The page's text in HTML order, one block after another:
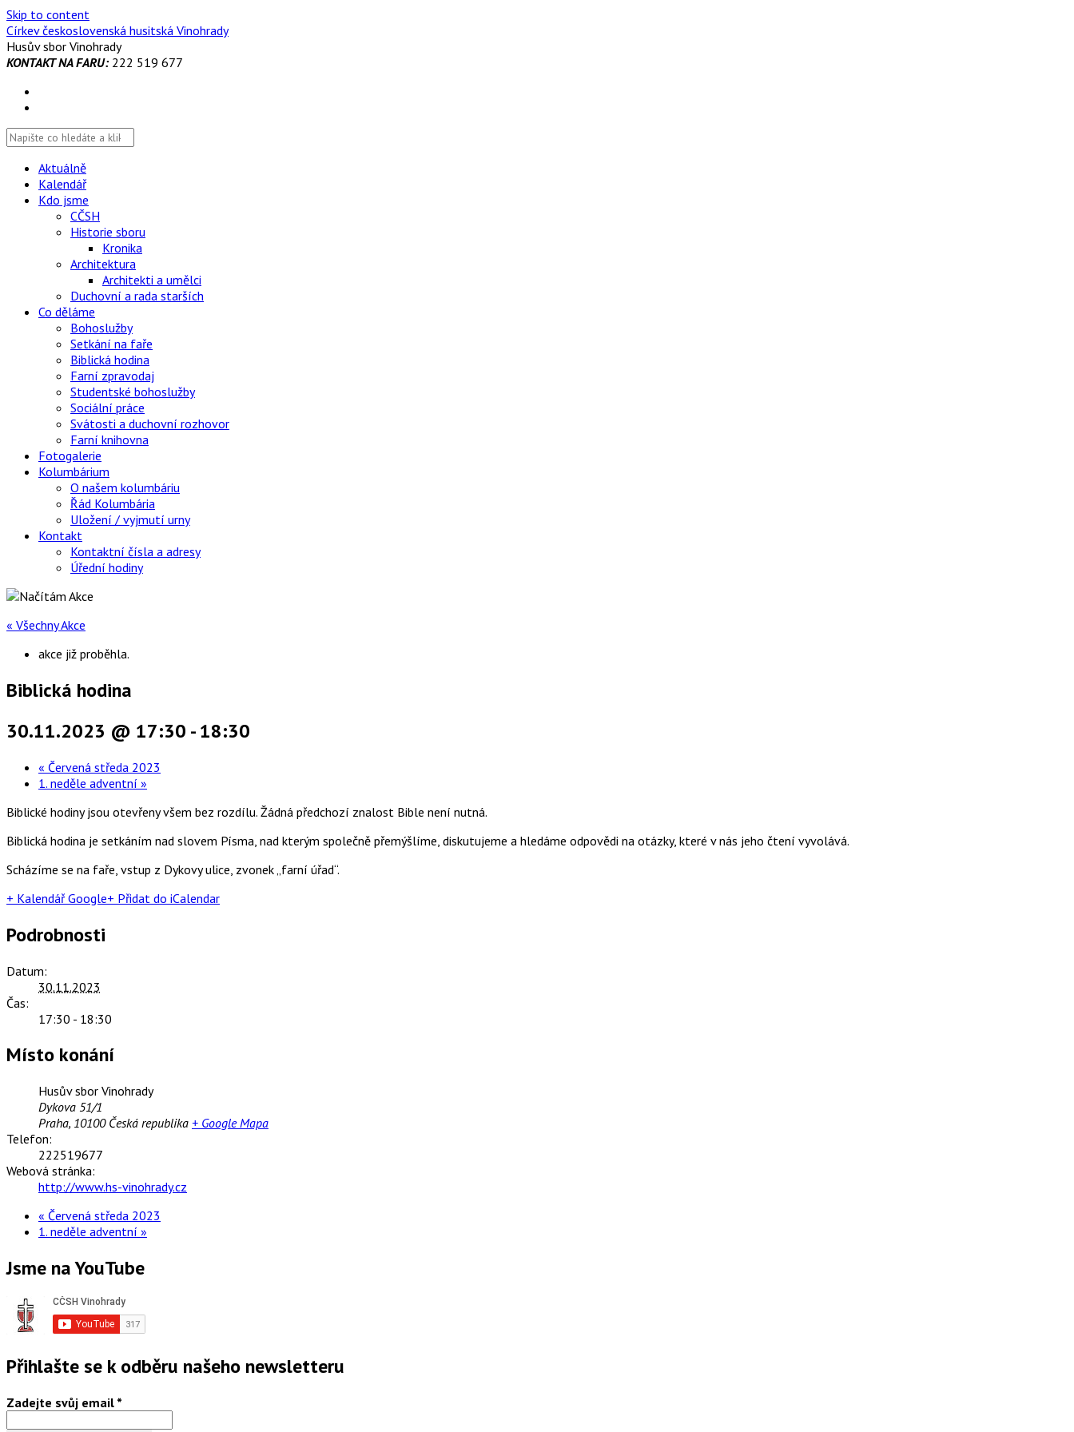
Skip to content
Církev československá husitská Vinohrady
Husův sbor Vinohrady
KONTAKT NA FARU:222 519 677
Aktuálně
Kalendář
Kdo jsme
CČSH
Historie sboru
Kronika
Architektura
Architekti a umělci
Duchovní a rada starších
Co děláme
Bohoslužby
Setkání na faře
Biblická hodina
Farní zpravodaj
Studentské bohoslužby
Sociální práce
Svátosti a duchovní rozhovor
Farní knihovna
Fotogalerie
Kolumbárium
O našem kolumbáriu
Řád Kolumbária
Uložení / vyjmutí urny
Kontakt
Kontaktní čísla a adresy
Úřední hodiny
« Všechny Akce
akce již proběhla.
Biblická hodina
30.11.2023 @ 17:30 -18:30
« Červená středa 2023
1. neděle adventní »
Biblické hodiny jsou otevřeny všem bez rozdílu. Žádná předchozí znalost Bible není nutná.
Biblická hodina je setkáním nad slovem Písma, nad kterým společně přemýšlíme, diskutujeme a hledáme odpovědi na otázky, které v nás jeho čtení vyvolává.
Scházíme se na faře, vstup z Dykovy ulice, zvonek „farní úřad“.
+ Kalendář Google+ Přidat do iCalendar
Podrobnosti
Datum:
30.11.2023
Čas:
17:30 - 18:30
Místo konání
Husův sbor Vinohrady
Dykova 51/1
Praha, 10100 Česká republika + Google Mapa
Telefon:
222519677
Webová stránka:
http://www.hs-vinohrady.cz
« Červená středa 2023
1. neděle adventní »
Jsme na YouTube
Přihlašte se k odběru našeho newsletteru
Zadejte svůj email *